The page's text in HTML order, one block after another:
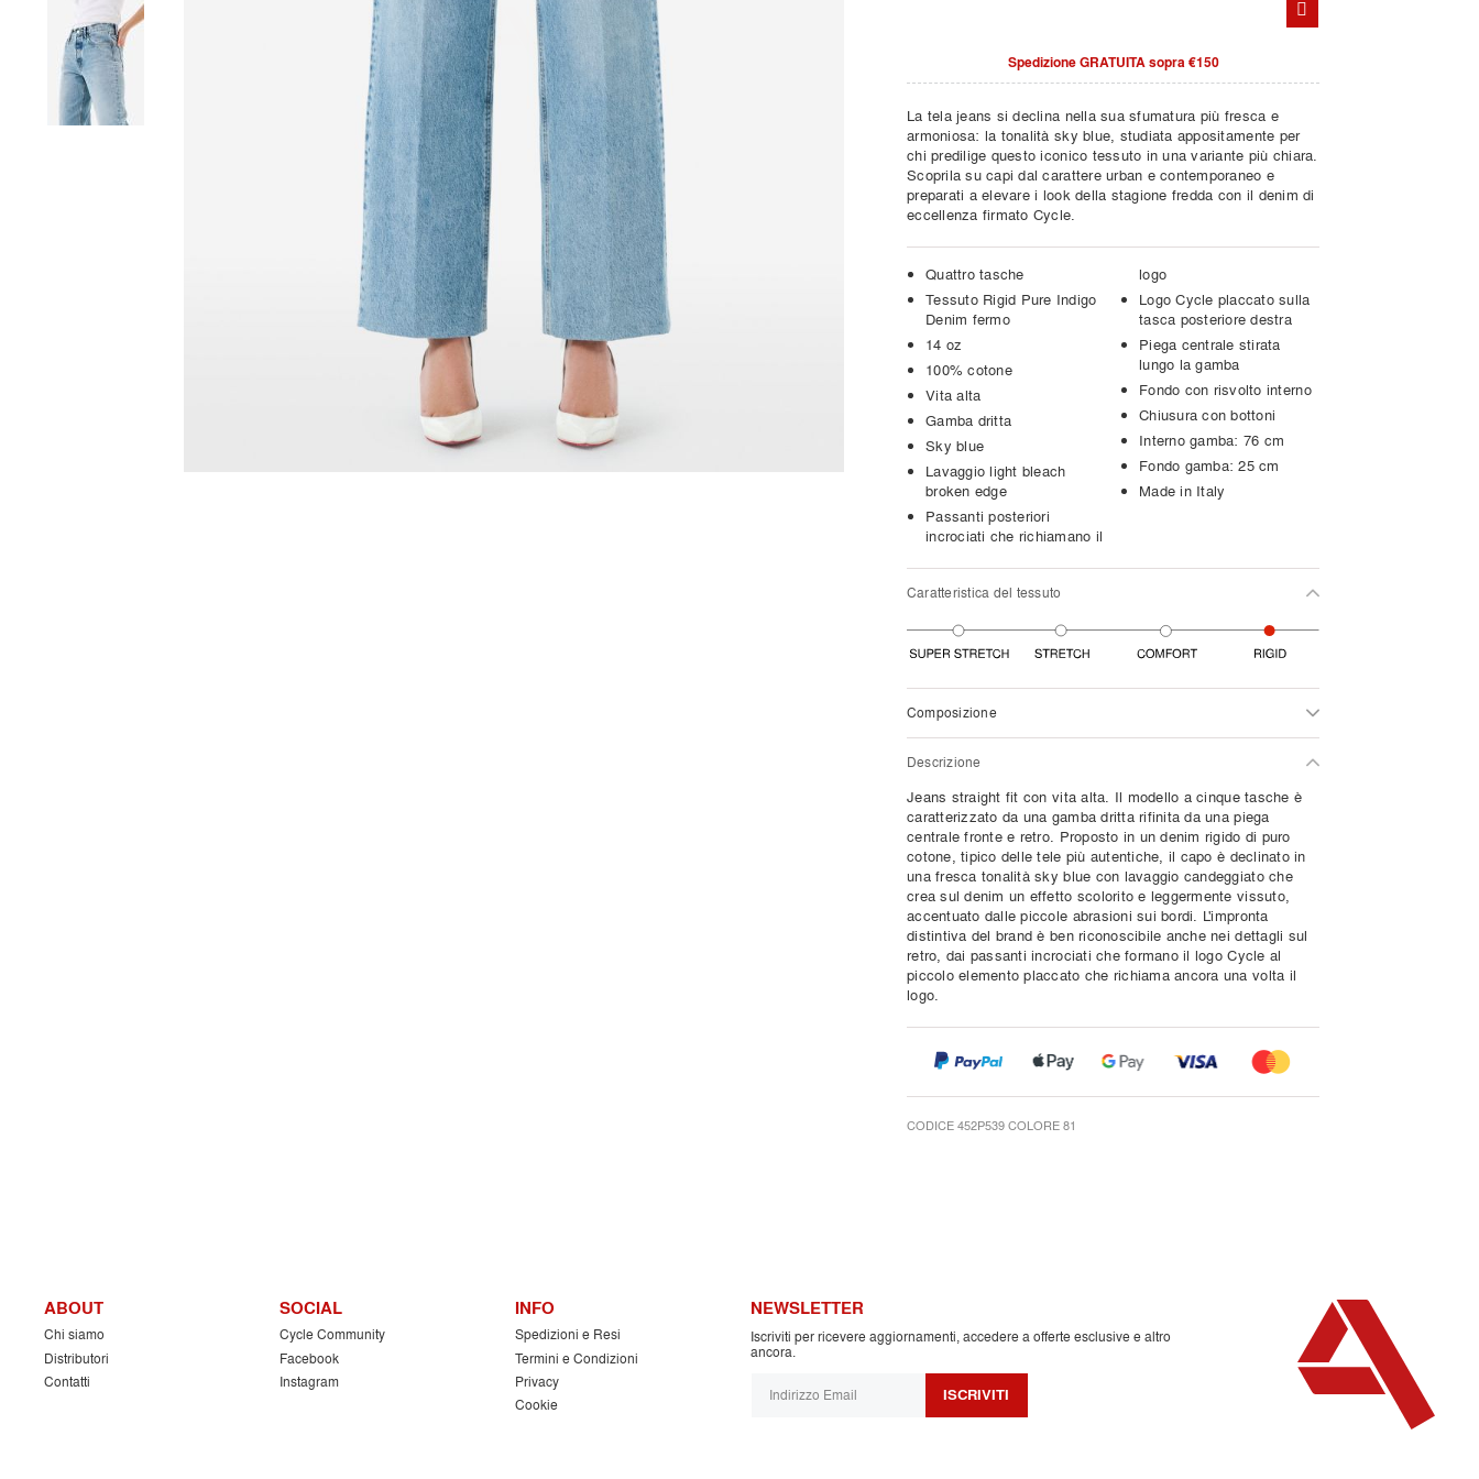
Spedizione GRATUITA sopra €150
La tela jeans si declina nella sua sfumatura più fresca e
armoniosa: la tonalità sky blue, studiata appositamente per
chi predilige questo iconico tessuto in una variante più chiara.
Scoprila su capi dal carattere urban e contemporaneo e
preparati a elevare i look della stagione fredda con il denim di
eccellenza firmato Cycle.
Quattro tasche
Tessuto Rigid Pure Indigo
Denim fermo
14 oz
100% cotone
Vita alta
Gamba dritta
Sky blue
Lavaggio light bleach
broken edge
Passanti posteriori
incrociati che richiamano il
logo
Logo Cycle placcato sulla
tasca posteriore destra
Piega centrale stirata
lungo la gamba
Fondo con risvolto interno
Chiusura con bottoni
Interno gamba: 76 cm
Fondo gamba: 25 cm
Made in Italy
Caratteristica del tessuto
Composizione
Descrizione
Jeans straight fit con vita alta. Il modello a cinque tasche è
caratterizzato da una gamba dritta rifinita da una piega
centrale fronte e retro. Proposto in un denim rigido di puro
cotone, tipico delle tele più autentiche, il capo è declinato in
una fresca tonalità sky blue con lavaggio candeggiato che
crea sul denim un effetto scolorito e leggermente vissuto,
accentuato dalle piccole abrasioni sui bordi. L'impronta
distintiva del brand è ben riconoscibile anche nei dettagli sul
retro, dai passanti incrociati che formano il logo Cycle al
piccolo elemento placcato che richiama ancora una volta il
logo.
CODICE 452P539 COLORE 81
ABOUT
Chi siamo
Distributori
Contatti
SOCIAL
Cycle Community
Facebook
Instagram
INFO
Spedizioni e Resi
Termini e Condizioni
Privacy
Cookie
NEWSLETTER
Iscriviti per ricevere aggiornamenti, accedere a offerte esclusive e altro
ancora.
ISCRIVITI